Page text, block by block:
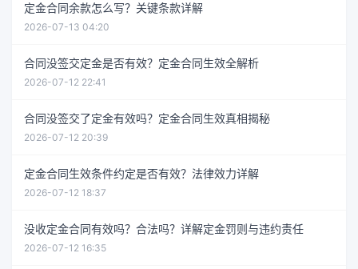
定金合同余款怎么写？关键条款详解
2026-07-13 04:20
合同没签交定金是否有效？定金合同生效全解析
2026-07-12 22:41
合同没签交了定金有效吗？定金合同生效真相揭秘
2026-07-12 20:39
定金合同生效条件约定是否有效？法律效力详解
2026-07-12 18:37
没收定金合同有效吗？合法吗？详解定金罚则与违约责任
2026-07-12 16:35